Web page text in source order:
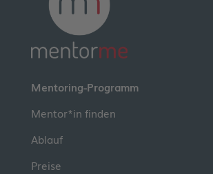
Mentoring-Programm
Mentor*in finden
Ablauf
Preise